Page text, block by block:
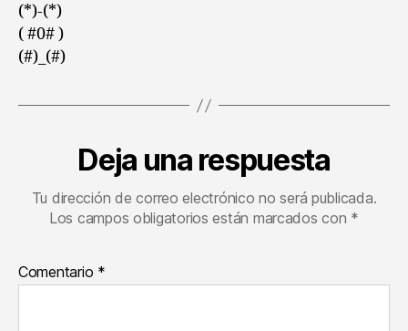
(*)-(*)
( #0# )
(#)_(#)
Deja una respuesta
Tu dirección de correo electrónico no será publicada.
Los campos obligatorios están marcados con *
Comentario *